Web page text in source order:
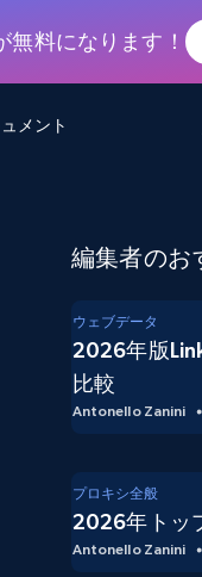
料になります！
ス
からの
し、行動
ールキッ
ュメント
編集者のお
ウェブデータ
2026年版
比較
Antonello Zanini
プロキシ全般
2026年トッ
Antonello Zanini